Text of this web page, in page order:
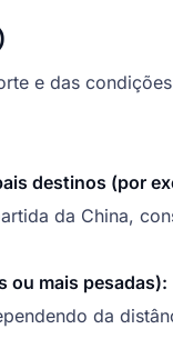
e das
destinos (por
da China,
ou mais pesadas):
da